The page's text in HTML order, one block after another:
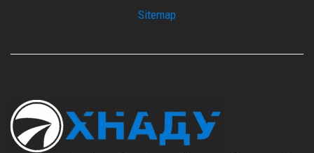
Sitemap